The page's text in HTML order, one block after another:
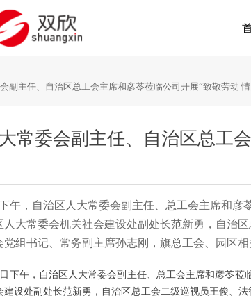
常委会副主任、自治区总工
日下午，自治区人大常委会副主任、总工会主席和彦苓
建设处副处长范新勇，自治区总工会二级巡视员王俊、
午，自治区人大常委会副主任、总工会主席和
人大常委会机关社会建设处副处长范新勇，自治
组书记、常务副主席孙志刚，旗总工会、园区相
副主任、自治区总工会主席和彦苓莅临公司开展“致敬劳动